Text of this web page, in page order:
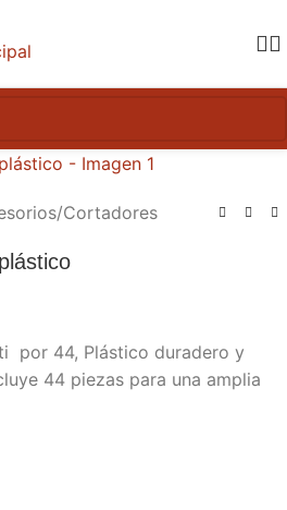
/Cortadores
por 44, Plástico duradero y
44 piezas para una amplia